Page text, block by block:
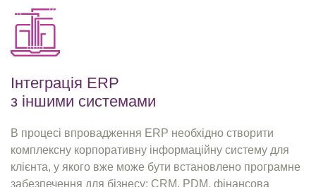
Інтеграція ERP
з іншими системами
В процесі впровадження ERP необхідно створити
комплексну корпоративну інформаційну систему для
клієнта, у якого вже може бути встановлено програмне
забезпечення для бізнесу: CRM, PDM, фінансова